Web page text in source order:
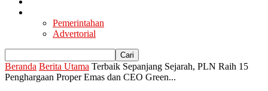
Pemerintahan
Advertorial
Beranda Berita Utama Terbaik Sepanjang Sejarah, PLN Raih 15
Penghargaan Proper Emas dan CEO Green...